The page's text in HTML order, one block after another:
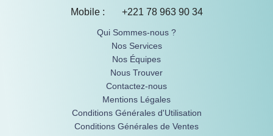
Mobile : +221 78 963 90 34
Qui Sommes-nous ?
Nos Services
Nos Équipes
Nous Trouver
Contactez-nous
Mentions Légales
Conditions Générales d'Utilisation
Conditions Générales de Ventes